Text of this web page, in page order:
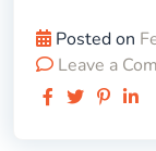
Posted on
Leave a